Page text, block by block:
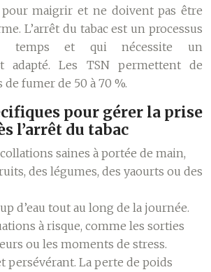
maigrir et ne doivent pas être
L’arrêt du tabac est un processus
temps et qui nécessite un
adapté. Les TSN permettent de
fumer de 50 à 70 %.
pour gérer la prise
l’arrêt du tabac
saines à portée de main,
des légumes, des yaourts ou des
d’eau tout au long de la journée.
à risque, comme les sorties
ou les moments de stress.
persévérant. La perte de poids